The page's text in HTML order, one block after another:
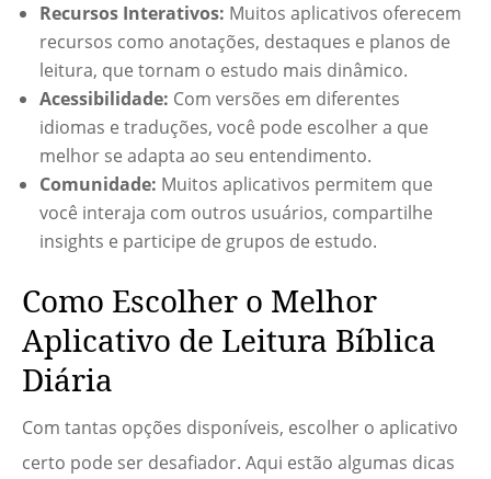
Recursos Interativos: Muitos aplicativos oferecem
recursos como anotações, destaques e planos de
leitura, que tornam o estudo mais dinâmico.
Acessibilidade: Com versões em diferentes
idiomas e traduções, você pode escolher a que
melhor se adapta ao seu entendimento.
Comunidade: Muitos aplicativos permitem que
você interaja com outros usuários, compartilhe
insights e participe de grupos de estudo.
Como Escolher o Melhor
Aplicativo de Leitura Bíblica
Diária
Com tantas opções disponíveis, escolher o aplicativo
certo pode ser desafiador. Aqui estão algumas dicas